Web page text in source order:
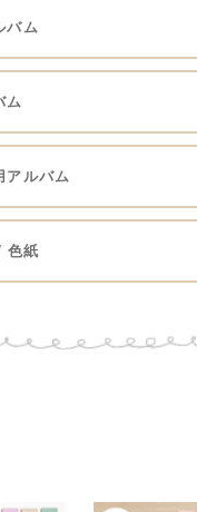
バム
ム
アルバム
色紙